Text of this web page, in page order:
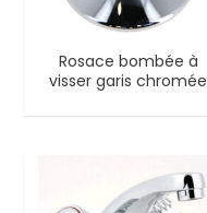
Rosace bombée à
visser garis chromée